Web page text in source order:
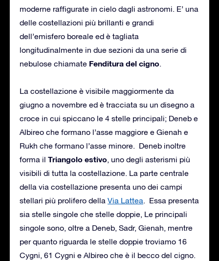
moderne raffigurate in cielo dagli astronomi. E’ una
delle costellazioni più brillanti e grandi
dell’emisfero boreale ed è tagliata
longitudinalmente in due sezioni da una serie di
nebulose chiamate Fenditura del cigno.
La costellazione è visibile maggiormente da
giugno a novembre ed è tracciata su un disegno a
croce in cui spiccano le 4 stelle principali; Deneb e
Albireo che formano l’asse maggiore e Gienah e
Rukh che formano l’asse minore. Deneb inoltre
forma il Triangolo estivo, uno degli asterismi più
visibili di tutta la costellazione. La parte centrale
della via costellazione presenta uno dei campi
stellari più prolifero della Via Lattea. Essa presenta
sia stelle singole che stelle doppie, Le principali
singole sono, oltre a Deneb, Sadr, Gienah, mentre
per quanto riguarda le stelle doppie troviamo 16
Cygni, 61 Cygni e Albireo che è il becco del cigno.